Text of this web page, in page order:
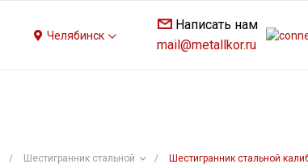
Челябинск
Написать нам
mail@metallkor.ru
/ Шестигранник стальной / Шестигранник стальной